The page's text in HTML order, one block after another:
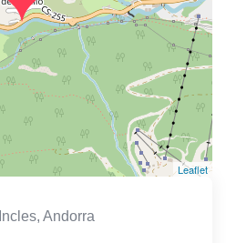
Leaflet
Andorra